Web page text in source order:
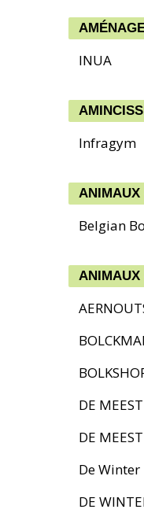
INUA
Infragym
ANIMAUX
Belgian
ANIMAUX
DE
DE
De Winter
DE